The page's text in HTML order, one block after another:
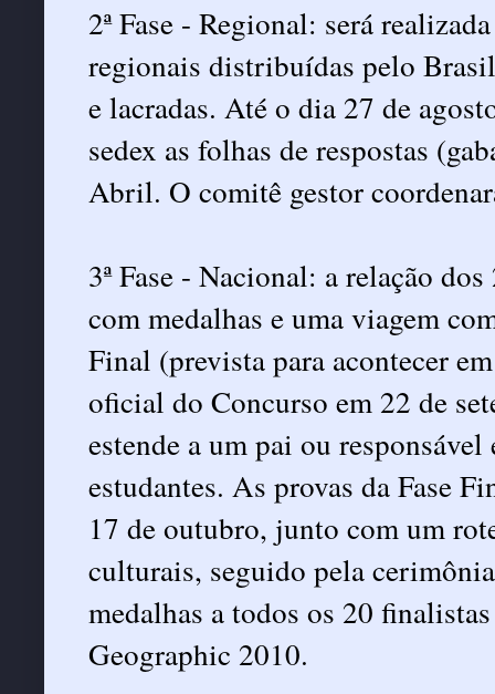
2ª Fase - Regional: será
regionais distribuídas pelo
e lacradas. Até o dia 27 de
sedex as folhas de respostas
Abril. O comitê gestor
3ª Fase - Nacional: a relação
com medalhas e uma viagem
Final (prevista para acontecer
oficial do Concurso em 22 de
estende a um pai ou
estudantes. As provas da Fase
17 de outubro, junto com um
culturais, seguido pela
medalhas a todos os 20
Geographic 2010.